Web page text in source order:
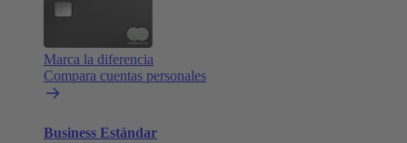
Marca la diferencia
Compara cuentas personales
Business Estándar